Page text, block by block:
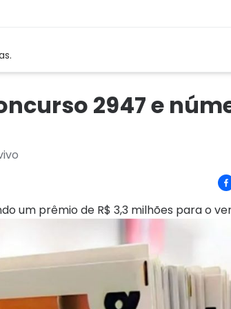
2947 e
um prêmio de R$ 3,3 milhões para o